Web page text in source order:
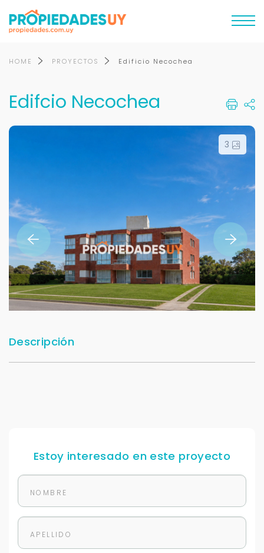
HOME PROYECTOS Edificio Necochea
Edifcio Necochea
3
Descripción
Estoy interesado en este proyecto